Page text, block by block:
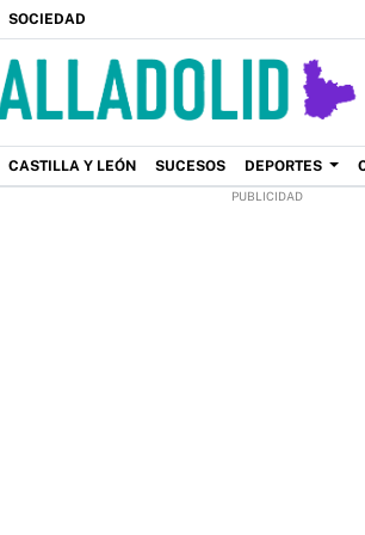
SOCIEDAD
CASTILLA Y LEÓN SUCESOS DEPORTES